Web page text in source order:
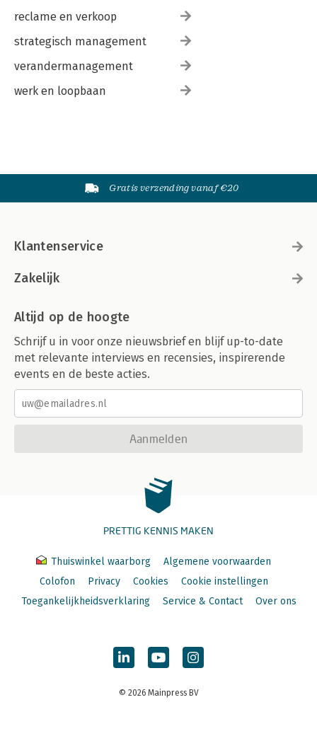
reclame en verkoop
strategisch management
verandermanagement
werk en loopbaan
Gratis verzending vanaf €20
Klantenservice
Zakelijk
Altijd op de hoogte
Schrijf u in voor onze nieuwsbrief en blijf up-to-date
met relevante interviews en recensies, inspirerende
events en de beste acties.
Aanmelden
PRETTIG KENNIS MAKEN
Thuiswinkel waarborg
Algemene voorwaarden
Colofon
Privacy Cookies
Cookie instellingen
Toegankelijkheidsverklaring
Service & Contact Over ons
© 2026 Mainpress BV